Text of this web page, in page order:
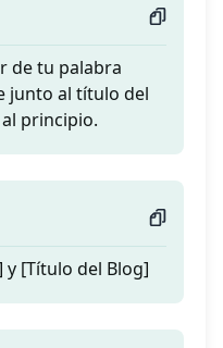
de tu palabra
junto al título del
principio.
y [Título del Blog]